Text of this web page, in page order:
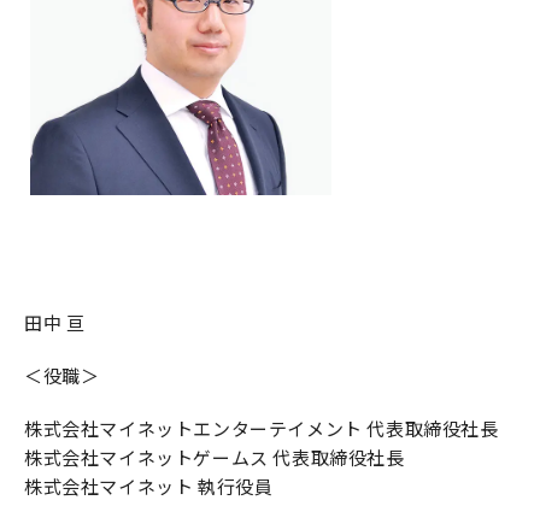
田中 亘
＜役職＞
株式会社マイネットエンターテイメント 代表取締役社長
株式会社マイネットゲームス 代表取締役社長
株式会社マイネット 執行役員